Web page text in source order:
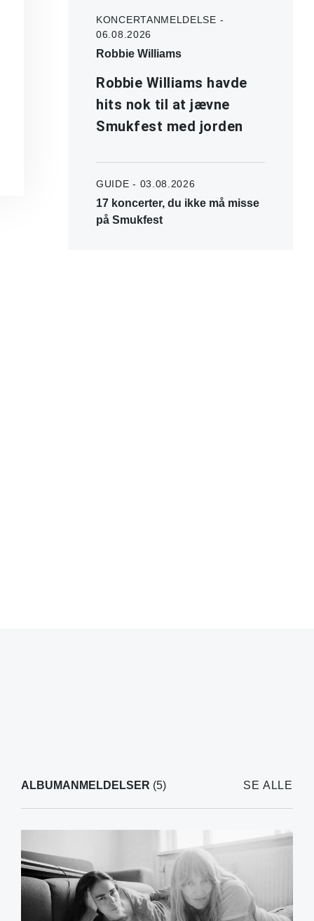
KONCERTANMELDELSE -
06.08.2026
Robbie Williams
Robbie Williams havde
hits nok til at jævne
Smukfest med jorden
GUIDE - 03.08.2026
17 koncerter, du ikke må misse
på Smukfest
ALBUMANMELDELSER (5) SE ALLE